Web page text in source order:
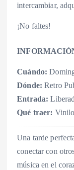
intercambiar,
¡No faltes!
Cuándo:
Dónde: Retro
Entrada:
Qué traer:
Una tarde
conectar con
música en el